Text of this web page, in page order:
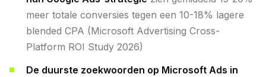
meer totale conversies tegen een 10-18% lagere
blended CPA (Microsoft Advertising Cross-
Platform ROI Study 2026)
De duurste zoekwoorden op Microsoft Ads in